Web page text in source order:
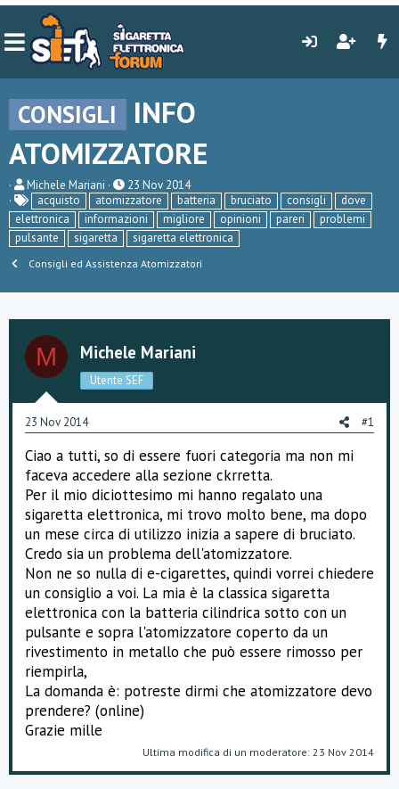
CONSIGLI
INFO
ATOMIZZATORE
C
r
e
a
t
c
s
n
Michele Mariani
D
a
t
a
i
23 Nov 2014
acquisto
atomizzatore batteria bruciato consigli
dove
elettronica
informazioni migliore opinioni pareri
problemi
pulsante
sigaretta sigaretta elettronica
Consigli ed Assistenza Atomizzatori
M Michele Mariani
Utente SEF
23 Nov 2014 #1
Ciao a tutti, so di essere fuori categoria ma non mi
faceva accedere alla sezione ckrretta.
Per il mio diciottesimo mi hanno regalato una
sigaretta elettronica, mi trovo molto bene, ma dopo
un mese circa di utilizzo inizia a sapere di bruciato.
Credo sia un problema dell'atomizzatore.
Non ne so nulla di e-cigarettes, quindi vorrei chiedere
un consiglio a voi. La mia è la classica sigaretta
elettronica con la batteria cilindrica sotto con un
pulsante e sopra l'atomizzatore coperto da un
rivestimento in metallo che può essere rimosso per
riempirla,
La domanda è: potreste dirmi che atomizzatore devo
prendere? (online)
Grazie mille
Ultima modifica di un moderatore: 23 Nov 2014